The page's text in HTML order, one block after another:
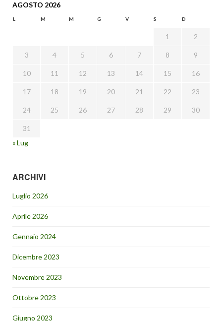
AGOSTO 2026
L M M G V S D
1 2
3 4 5 6 7 8 9
10 11 12 13 14 15 16
17 18 19 20 21 22 23
24 25 26 27 28 29 30
31
« Lug
ARCHIVI
Luglio 2026
Aprile 2026
Gennaio 2024
Dicembre 2023
Novembre 2023
Ottobre 2023
Giugno 2023